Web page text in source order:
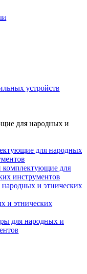
устройств
для народных и
для народных
комплектующие для
инструментов
и этнических
и этнических
для народных и